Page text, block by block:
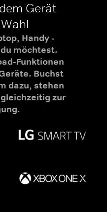
Gerät
Handy -
möchtest.
Funktionen
Buchst
dazu, stehen
zur